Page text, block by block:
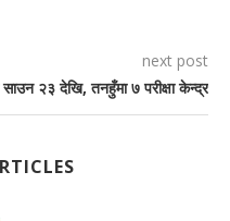
next post
साउन २३ देखि, तनहुँमा ७ परीक्षा केन्द्र